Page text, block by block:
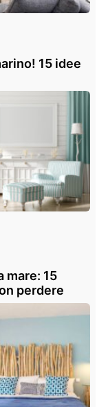
15 idee
mare: 15
perdere